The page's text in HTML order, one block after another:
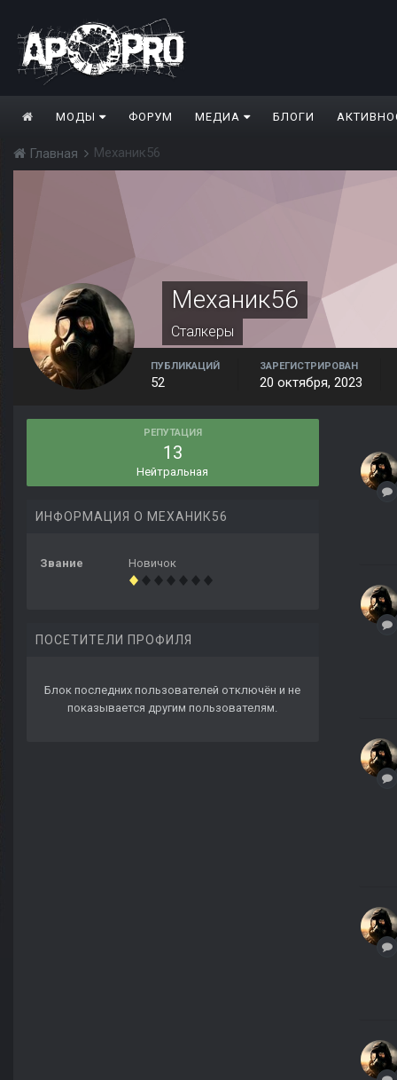
МОДЫ ФОРУМ МЕДИА БЛОГИ
Главная Механик56
Механик56
Сталкеры
ПУБЛИКАЦИЙ
52
ЗАРЕГИСТРИРОВАН
20 октября, 2023
РЕПУТАЦИЯ
13
Нейтральная
ИНФОРМАЦИЯ О МЕХАНИК56
Звание Новичок
ПОСЕТИТЕЛИ ПРОФИЛЯ
Блок последних пользователей отключён и не
показывается другим пользователям.